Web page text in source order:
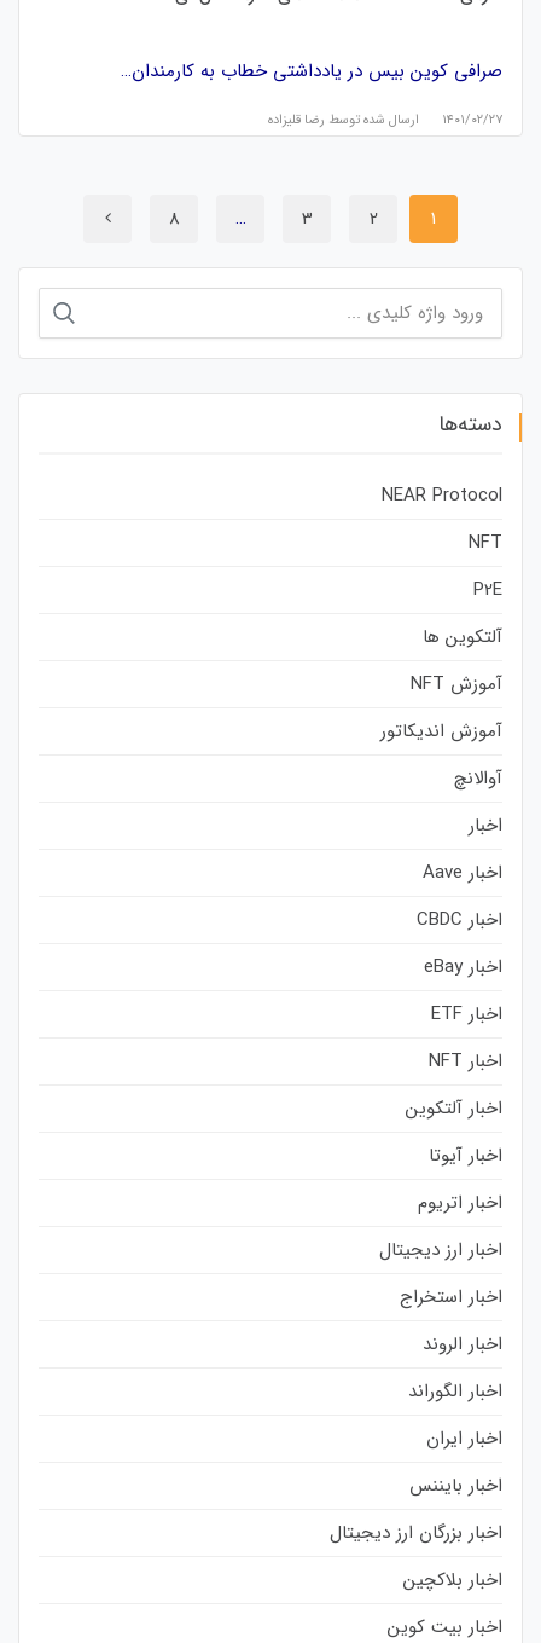
صرافی کوین بیس در یادداشتی خطاب به کارمندان…
۱۴۰۱/۰۲/۲۷ ارسال شده توسط رضا قلیزاده
1
2
3
…
8
برای:
دسته‌ها
NEAR Protocol
NFT
P2E
آلتکوین ها
آموزش NFT
آموزش اندیکاتور
آوالانچ
اخبار
اخبار Aave
اخبار CBDC
اخبار eBay
اخبار ETF
اخبار NFT
اخبار آلتکوین
اخبار آیوتا
اخبار اتریوم
اخبار ارز دیجیتال
اخبار استخراج
اخبار الروند
اخبار الگوراند
اخبار ایران
اخبار بایننس
اخبار بزرگان ارز دیجیتال
اخبار بلاکچین
اخبار بیت کوین